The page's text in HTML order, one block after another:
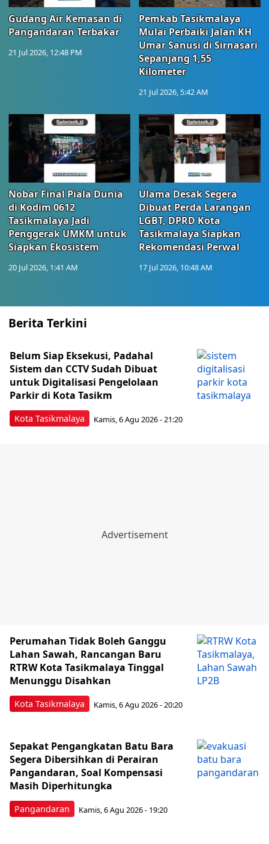
Gudang Air Kemasan di
Pangandaran Terbakar
21 Jul 2026, 12:48 PM
Pemkab Tasikmalaya
Mulai Perbaiki Jalan KH
Umar Sanusi di Sirnasari
Sepanjang 1,55
Kilometer
21 Jul 2026, 5:42 AM
Nobar Final Piala Dunia
di Kodim 0612
Tasikmalaya Jadi
Penggerak UMKM untuk
Siapkan Ekosistem
20 Jul 2026, 1:41 AM
Ulama Desak Segera
Dibuat Perda Larangan
LGBT, DPRD Kota
Tasikmalaya Siapkan
Rekomendasi Perwal
17 Jul 2026, 10:48 AM
Berita Terkini
Kota Tasikmalaya
Belum Siap Eksekusi, Padahal
Sistem dan CCTV Sudah Dibuat
untuk Digitalisasi Pengelolaan
Parkir di Kota Tasikm
Kamis, 6 Agu 2026 - 21:20
Kota Tasikmalaya
Perumahan Tidak Boleh Ganggu
Lahan Sawah, Rancangan Baru
RTRW Kota Tasikmalaya Tinggal
Menunggu Disahkan
Kamis, 6 Agu 2026 - 20:20
Pangandaran
Sepakat Pengangkatan Batu Bara
Segera Dibersihkan di Perairan
Pangandaran, Soal Kompensasi
Masih Diperhitungka
Kamis, 6 Agu 2026 - 19:20